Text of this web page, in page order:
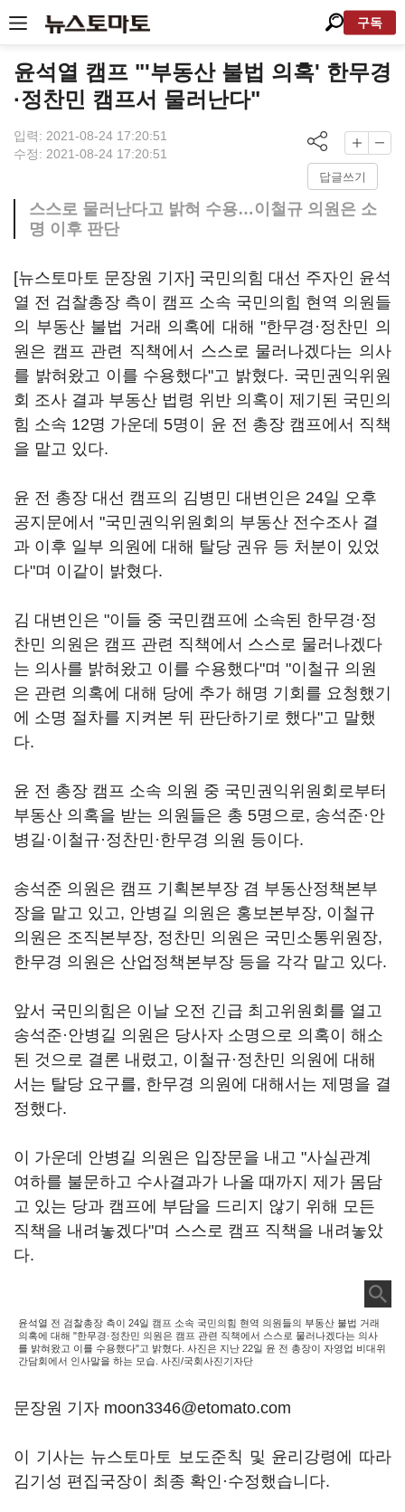
구독
윤석열 캠프 "'부동산 불법 의혹' 한무경
·정찬민 캠프서 물러난다"
입력: 2021-08-24 17:20:51
수정: 2021-08-24 17:20:51
답글쓰기
스스로 물러난다고 밝혀 수용…이철규 의원은 소
명 이후 판단
[뉴스토마토 문장원 기자] 국민의힘 대선 주자인 윤석
열 전 검찰총장 측이 캠프 소속 국민의힘 현역 의원들
의 부동산 불법 거래 의혹에 대해 "한무경·정찬민 의
원은 캠프 관련 직책에서 스스로 물러나겠다는 의사
를 밝혀왔고 이를 수용했다"고 밝혔다. 국민권익위원
회 조사 결과 부동산 법령 위반 의혹이 제기된 국민의
힘 소속 12명 가운데 5명이 윤 전 총장 캠프에서 직책
을 맡고 있다.
윤 전 총장 대선 캠프의 김병민 대변인은 24일 오후
공지문에서 "국민권익위원회의 부동산 전수조사 결
과 이후 일부 의원에 대해 탈당 권유 등 처분이 있었
다"며 이같이 밝혔다.
김 대변인은 "이들 중 국민캠프에 소속된 한무경·정
찬민 의원은 캠프 관련 직책에서 스스로 물러나겠다
는 의사를 밝혀왔고 이를 수용했다"며 "이철규 의원
은 관련 의혹에 대해 당에 추가 해명 기회를 요청했기
에 소명 절차를 지켜본 뒤 판단하기로 했다"고 말했
다.
윤 전 총장 캠프 소속 의원 중 국민권익위원회로부터
부동산 의혹을 받는 의원들은 총 5명으로, 송석준·안
병길·이철규·정찬민·한무경 의원 등이다.
송석준 의원은 캠프 기획본부장 겸 부동산정책본부
장을 맡고 있고, 안병길 의원은 홍보본부장, 이철규
의원은 조직본부장, 정찬민 의원은 국민소통위원장,
한무경 의원은 산업정책본부장 등을 각각 맡고 있다.
앞서 국민의힘은 이날 오전 긴급 최고위원회를 열고
송석준·안병길 의원은 당사자 소명으로 의혹이 해소
된 것으로 결론 내렸고, 이철규·정찬민 의원에 대해
서는 탈당 요구를, 한무경 의원에 대해서는 제명을 결
정했다.
이 가운데 안병길 의원은 입장문을 내고 "사실관계
여하를 불문하고 수사결과가 나올 때까지 제가 몸담
고 있는 당과 캠프에 부담을 드리지 않기 위해 모든
직책을 내려놓겠다"며 스스로 캠프 직책을 내려놓았
다.
윤석열 전 검찰총장 측이 24일 캠프 소속 국민의힘 현역 의원들의 부동산 불법 거래
의혹에 대해 "한무경·정찬민 의원은 캠프 관련 직책에서 스스로 물러나겠다는 의사
를 밝혀왔고 이를 수용했다"고 밝혔다. 사진은 지난 22일 윤 전 총장이 자영업 비대위
간담회에서 인사말을 하는 모습. 사진/국회사진기자단
문장원 기자 moon3346@etomato.com
이 기사는 뉴스토마토 보도준칙 및 윤리강령에 따라
김기성 편집국장이 최종 확인·수정했습니다.